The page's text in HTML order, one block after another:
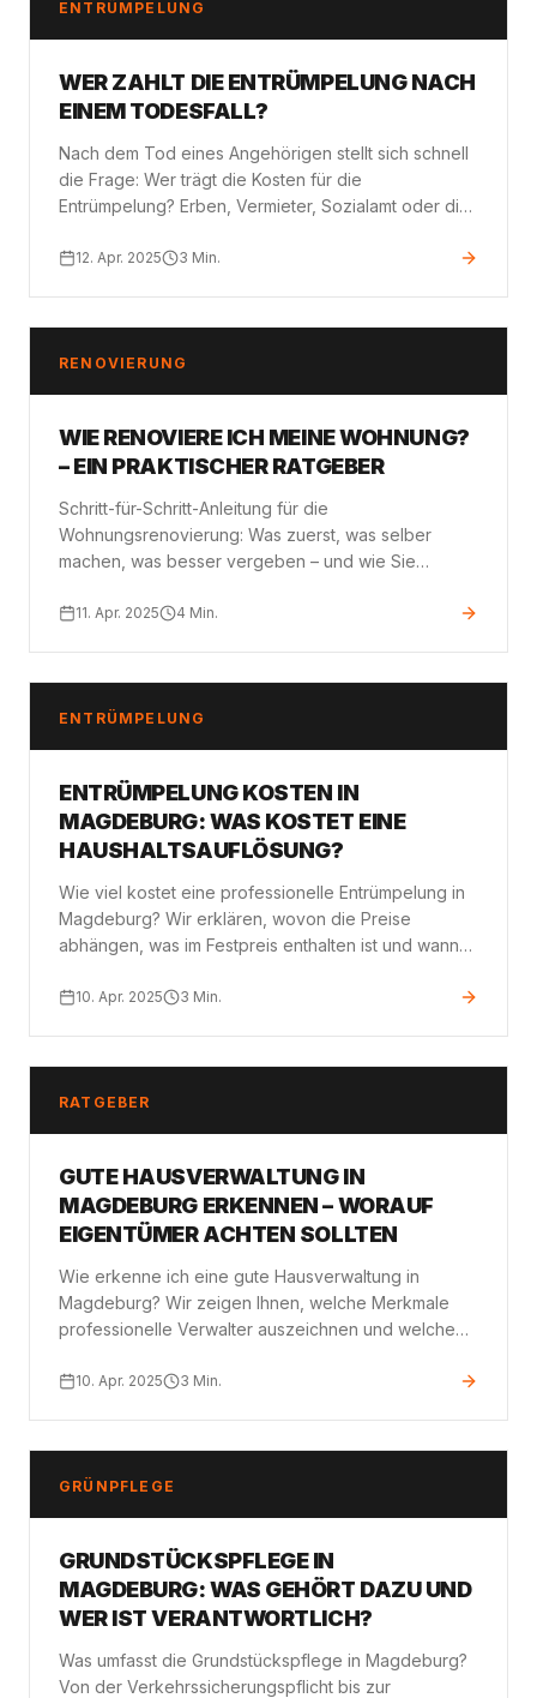
ENTRÜMPELUNG
WER ZAHLT DIE ENTRÜMPELUNG NACH
EINEM TODESFALL?
Nach dem Tod eines Angehörigen stellt sich schnell
die Frage: Wer trägt die Kosten für die
Entrümpelung? Erben, Vermieter, Sozialamt oder die
12. Apr. 2025 3 Min.
RENOVIERUNG
WIE RENOVIERE ICH MEINE WOHNUNG?
– EIN PRAKTISCHER RATGEBER
Schritt-für-Schritt-Anleitung für die
Wohnungsrenovierung: Was zuerst, was selber
machen, was besser vergeben – und wie Sie
11. Apr. 2025 4 Min.
ENTRÜMPELUNG
ENTRÜMPELUNG KOSTEN IN
MAGDEBURG: WAS KOSTET EINE
HAUSHALTSAUFLÖSUNG?
Wie viel kostet eine professionelle Entrümpelung in
Magdeburg? Wir erklären, wovon die Preise
abhängen, was im Festpreis enthalten ist und wann
10. Apr. 2025 3 Min.
RATGEBER
GUTE HAUSVERWALTUNG IN
MAGDEBURG ERKENNEN – WORAUF
EIGENTÜMER ACHTEN SOLLTEN
Wie erkenne ich eine gute Hausverwaltung in
Magdeburg? Wir zeigen Ihnen, welche Merkmale
professionelle Verwalter auszeichnen und welche
10. Apr. 2025 3 Min.
GRÜNPFLEGE
GRUNDSTÜCKSPFLEGE IN
MAGDEBURG: WAS GEHÖRT DAZU UND
WER IST VERANTWORTLICH?
Was umfasst die Grundstückspflege in Magdeburg?
Von der Verkehrssicherungspflicht bis zur